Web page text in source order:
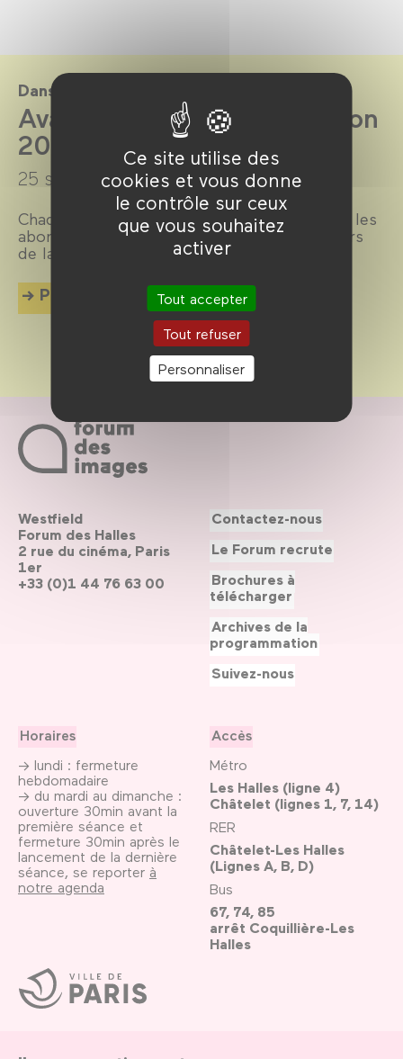
Ce site utilise des
cookies et vous donne
le contrôle sur ceux
que vous souhaitez
activer
Tout accepter
Tout refuser
Personnaliser
Dans le cadre de
Avant-première Positif saison
2018-2019
25 septembre 2018 → 9 juillet 2019
Chaque mois, une belle avant-première pour les
abonnés du Forum des images et les lecteurs
de la revue de cinéma Positif.
Plus d'info
Ville
de
Paris
Westfield
Forum des Halles
2 rue du cinéma, Paris
1er
+33 (0)1 44 76 63 00
Horaires
→ lundi : fermeture
hebdomadaire
→ du mardi au dimanche :
ouverture 30min avant la
première séance et
fermeture 30min après le
lancement de la dernière
séance, se reporter à
notre agenda
Accès
Métro
Les Halles (ligne 4)
Châtelet (lignes 1, 7, 14)
RER
Châtelet-Les Halles
(Lignes A, B, D)
Bus
67, 74, 85
arrêt Coquillière-Les
Halles
Contactez-nous
Le Forum recrute
Brochures à
télécharger
Archives de la
programmation
Suivez-nous